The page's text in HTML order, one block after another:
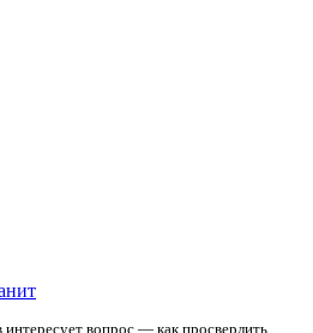
вопрос — как просверлить